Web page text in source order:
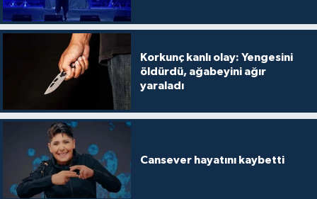
Korkunç kanlı olay: Yengesini
öldürdü, ağabeyini ağır
yaraladı
Cansever hayatını kaybetti